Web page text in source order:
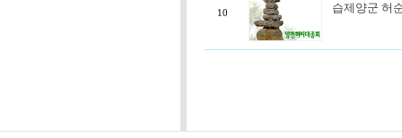
10
습제양군 허